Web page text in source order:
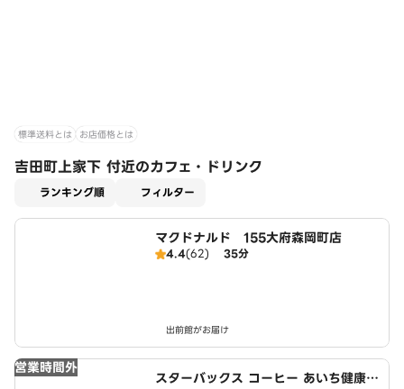
標準送料とは お店価格とは
吉田町上家下 付近のカフェ・ドリンク
ランキング順 フィルター
マクドナルド 155大府森岡町店
4.4(62) 35分
出前館がお届け
営業時間外
スターバックス コーヒー あいち健康の